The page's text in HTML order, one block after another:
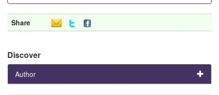
Share
Discover
Author